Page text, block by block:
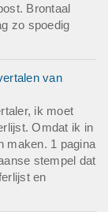
Brontaal
zo spoedig
van
ik moet
Omdat ik in
maken. 1 pagina
stempel dat
en